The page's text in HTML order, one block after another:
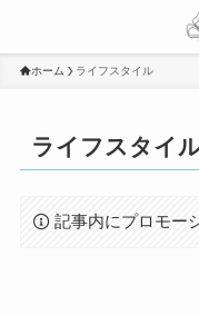
ホーム ライフスタイル
ライフスタイ
記事内にプロモー